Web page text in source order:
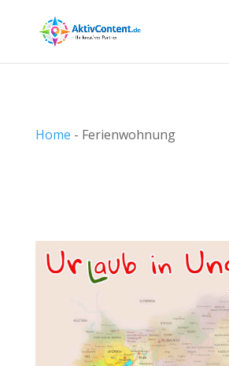
Home - Ferienwohnung